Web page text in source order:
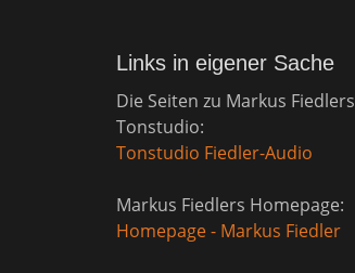
Links in eigener Sache
Die Seiten zu Markus Fiedlers
Tonstudio:
Tonstudio Fiedler-Audio
Markus Fiedlers Homepage:
Homepage - Markus Fiedler